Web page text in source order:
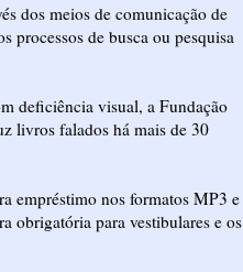
dos meios de comunicação de
processos de busca ou pesquisa
deficiência visual, a Fundação
livros falados há mais de 30
empréstimo nos formatos MP3 e
obrigatória para vestibulares e os